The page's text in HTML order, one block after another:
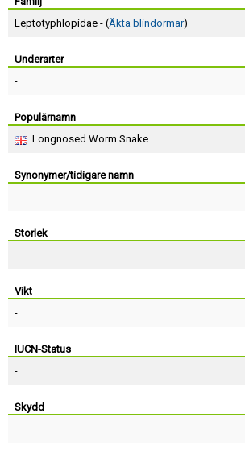
Leptotyphlopidae - (Äkta blindormar)
Underarter
-
Populärnamn
Longnosed Worm Snake
Synonymer/tidigare namn
Storlek
Vikt
-
IUCN-Status
-
Skydd